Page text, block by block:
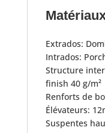
Extrados:
Intrados:
Structure
finish 40 g/m²
Renforts de
Élévateurs:
Suspentes